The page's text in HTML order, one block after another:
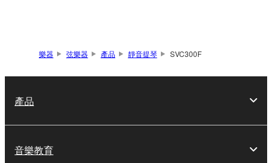
樂器 弦樂器 產品 靜音提琴 SVC300F
產品
音樂教育